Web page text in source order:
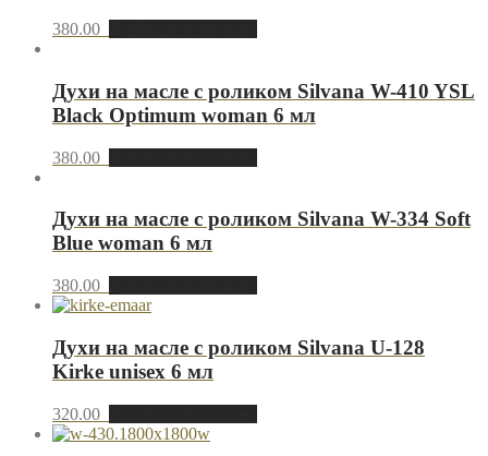
380.00
Духи на масле с роликом Silvana W-410 YSL
Black Optimum woman 6 мл
380.00
Духи на масле с роликом Silvana W-334 Soft
Blue woman 6 мл
380.00
Духи на масле с роликом Silvana U-128
Kirke unisex 6 мл
320.00